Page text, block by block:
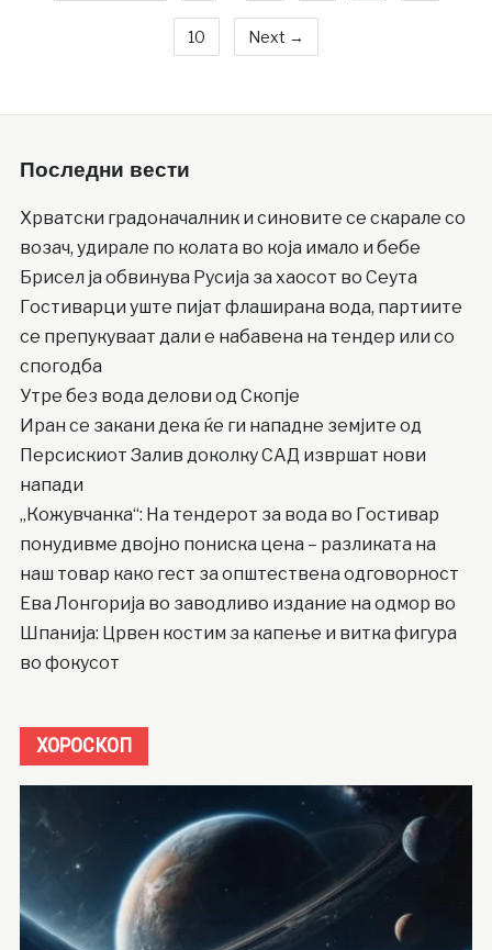
10 Next →
Последни вести
Хрватски градоначалник и синовите се скарале со
возач, удирале по колата во која имало и бебе
Брисел ја обвинува Русија за хаосот во Сеута
Гостиварци уште пијат флаширана вода, партиите
се препукуваат дали е набавена на тендер или со
спогодба
Утре без вода делови од Скопје
Иран се закани дека ќе ги нападне земјите од
Персискиот Залив доколку САД извршат нови
напади
„Кожувчанка“: На тендерот за вода во Гостивар
понудивме двојно пониска цена – разликата на
наш товар како гест за општествена одговорност
Ева Лонгорија во заводливо издание на одмор во
Шпанија: Црвен костим за капење и витка фигура
во фокусот
ХОРОСКОП